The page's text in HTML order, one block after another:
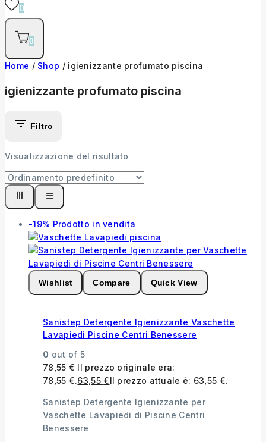
0
0
Home / Shop / igienizzante profumato piscina
igienizzante profumato piscina
Filtro
Visualizzazione del risultato
-19% Prodotto in vendita
Wishlist Compare Quick View
Sanistep Detergente Igienizzante Vaschette
Lavapiedi Piscine Centri Benessere
0 out of 5
78,55€ Il prezzo originale era:
78,55 €.63,55 €Il prezzo attuale è: 63,55 €.
Sanistep Detergente Igienizzante per
Vaschette Lavapiedi di Piscine Centri
Benessere